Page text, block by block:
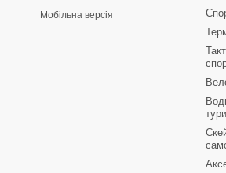
Мобільна версія